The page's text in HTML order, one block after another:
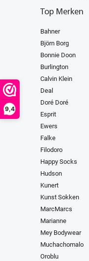
9,4
Top Merken
Bahner
Björn Borg
Bonnie Doon
Burlington
Calvin Klein
Deal
Doré Doré
Esprit
Ewers
Falke
Filodoro
Happy Socks
Hudson
Kunert
Kunst Sokken
MarcMarcs
Marianne
Mey Bodywear
Muchachomalo
Oroblu